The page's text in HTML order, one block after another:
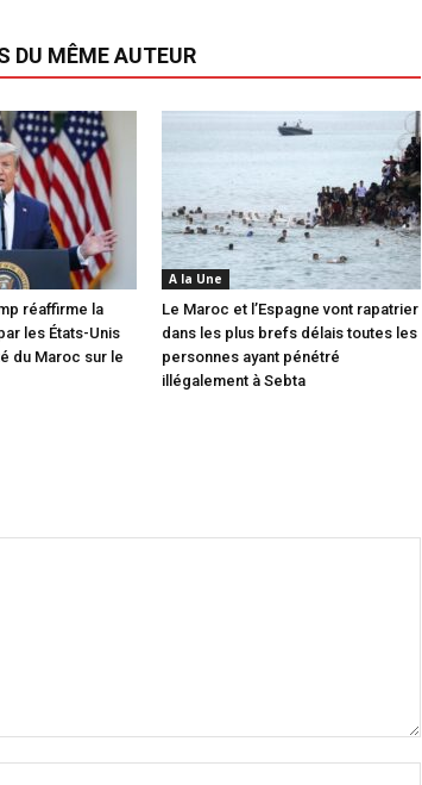
DU MÊME AUTEUR
réaffirme la
les États-Unis
du Maroc sur le
A la Une
Le Maroc et l’Espagne vont rapatrier
dans les plus brefs délais toutes les
personnes ayant pénétré
illégalement à Sebta